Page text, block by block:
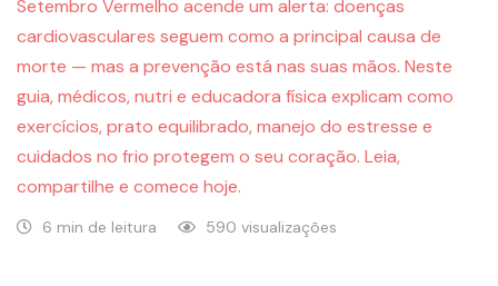
Setembro Vermelho acende um alerta: doenças
cardiovasculares seguem como a principal causa de
morte — mas a prevenção está nas suas mãos. Neste
guia, médicos, nutri e educadora física explicam como
exercícios, prato equilibrado, manejo do estresse e
cuidados no frio protegem o seu coração. Leia,
compartilhe e comece hoje.
6 min de leitura 590 visualizações